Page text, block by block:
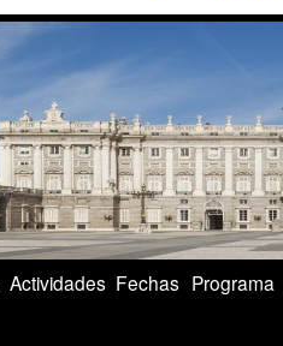
Actividades Fechas Programa